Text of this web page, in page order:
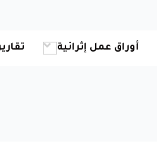
أوراق عمل إثرائية